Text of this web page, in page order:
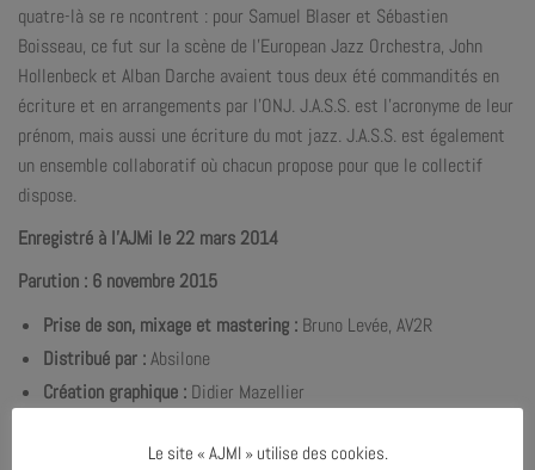
quatre-là se re ncontrent : pour Samuel Blaser et Sébastien
Boisseau, ce fut sur la scène de l’European Jazz Orchestra, John
Hollenbeck et Alban Darche avaient tous deux été commandités en
écriture et en arrangements par l’ONJ. J.A.S.S. est l’acronyme de leur
prénom, mais aussi une écriture du mot jazz. J.A.S.S. est également
un ensemble collaboratif où chacun propose pour que le collectif
dispose.
Enregistré à l’AJMi le 22 mars 2014
Parution : 6 novembre 2015
Prise de son, mixage et mastering :Bruno Levée, AV2R
Distribué par :Absilone
Création graphique :Didier Mazellier
Le site « AJMI » utilise des cookies.